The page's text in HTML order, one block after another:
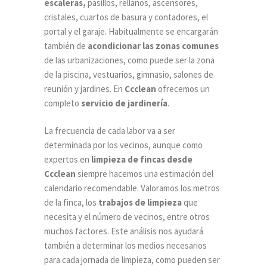
escaleras, pasillos, rellanos, ascensores,
cristales, cuartos de basura y contadores, el
portal y el garaje. Habitualmente se encargarán
también de acondicionar las zonas comunes
de las urbanizaciones, como puede ser la zona
de la piscina, vestuarios, gimnasio, salones de
reunión y jardines. En Ccclean ofrecemos un
completo servicio de jardinería.
La frecuencia de cada labor va a ser
determinada por los vecinos, aunque como
expertos en limpieza de fincas desde
Ccclean siempre hacemos una estimación del
calendario recomendable. Valoramos los metros
de la finca, los trabajos de limpiezaque
necesita y el número de vecinos, entre otros
muchos factores. Este análisis nos ayudará
también a determinar los medios necesarios
para cada jornada de limpieza, como pueden ser